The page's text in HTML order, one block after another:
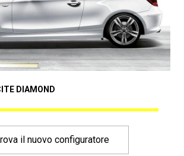
DIAMOND
il nuovo configuratore